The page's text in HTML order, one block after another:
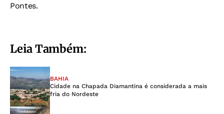
Pontes.
Leia Também:
BAHIA
Cidade na Chapada Diamantina é considerada a mais
fria do Nordeste